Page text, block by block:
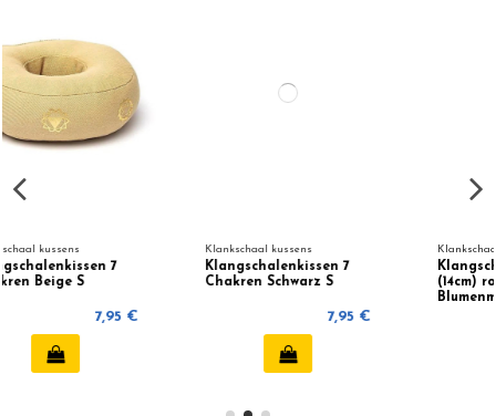
Klankschaal kussens
Klangschalenkissen 7
Chakren Schwarz S
Klankschaal kussens
Klangschalenkissen
(14cm) rot mit